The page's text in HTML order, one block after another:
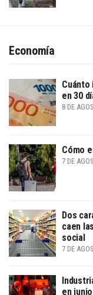
Economía
Cuánto
en 30
8 DE
Cómo
7 DE
Dos
caen
social
7 DE
en